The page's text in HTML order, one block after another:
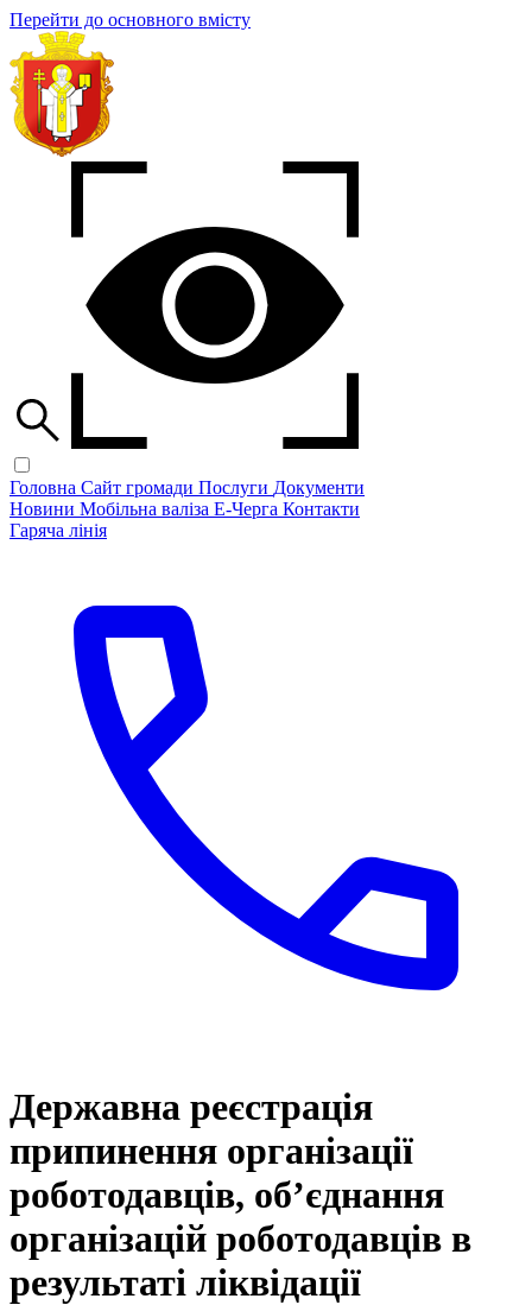
Перейти до основного вмісту
Головна Сайт громади Послуги Документи
Новини Мобільна валіза Е-Черга Контакти
Гаряча лінія
Державна реєстрація
припинення організації
роботодавців, об’єднання
організацій роботодавців в
результаті ліквідації